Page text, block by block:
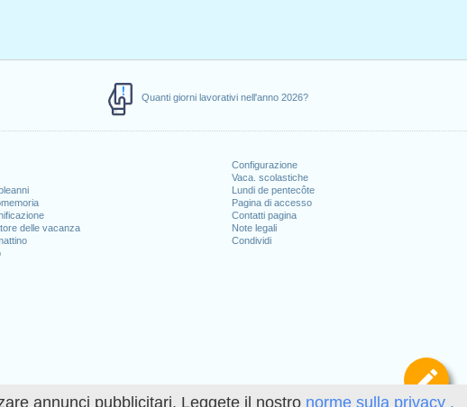
annunci pubblicitari. Leggete il nostro norme sulla privacy .
Quanti giorni lavorativi nell'anno 2026?
delle vacanza
Configurazione
Vaca. scolastiche
Lundi de pentecôte
Pagina di accesso
Contatti pagina
Note legali
Condividi